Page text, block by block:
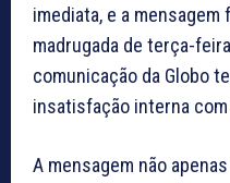
imediata, e a mensagem
madrugada de terça-
comunicação da Globo
insatisfação interna
A mensagem não